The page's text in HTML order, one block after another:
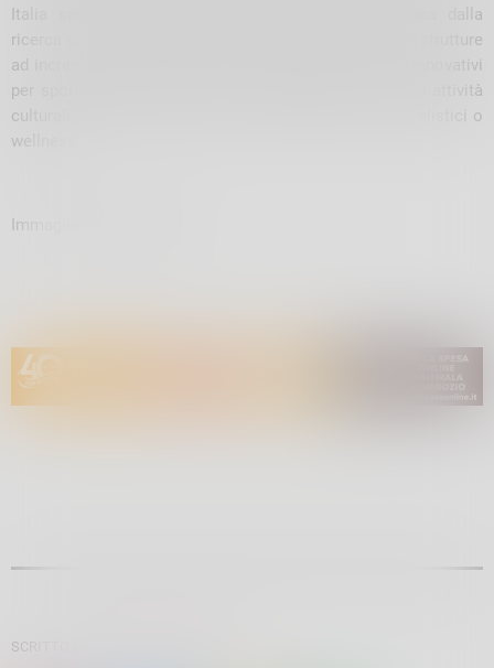
Italia spinti secondo Terranostra e Campagna Amica dalla
ricerca di un turismo più sostenibile che ha portato le strutture
ad incrementare anche l’offerta di attività con servizi innovativi
per sportivi, nostalgici, curiosi e ambientalisti, oltre ad attività
culturali come la visita di percorsi archeologici o naturalistici o
wellness.
Immagine: In Lombardia
SCRITTO DA: